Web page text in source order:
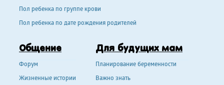
Пол ребенка по группе крови
Пол ребенка по дате рождения родителей
Общение
Форум
Жизненные истории
Для будущих мам
Планирование беременности
Важно знать